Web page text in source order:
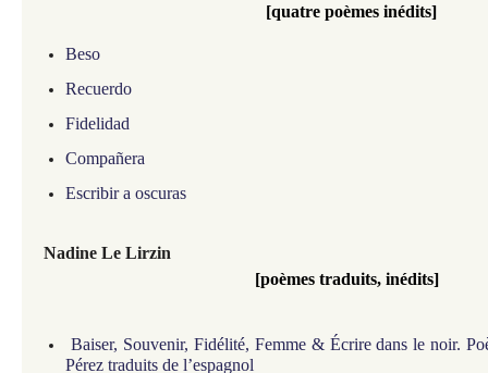
[quatre poèmes inédits]
Beso
Recuerdo
Fidelidad
Compañera
Escribir a oscuras
Nadine Le Lirzin
[poèmes traduits, inédits]
Baiser, Souvenir, Fidélité, Femme & Écrire dans le noir.
Pérez traduits de l’espagnol